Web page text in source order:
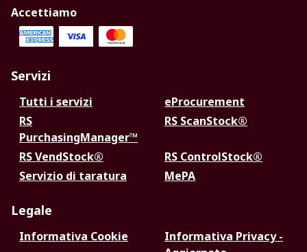
Accettiamo
Servizi
Tutti i servizi
eProcurement
RS
PurchasingManager™
RS ScanStock®
RS VendStock®
RS ControlStock®
Servizio di taratura
MePA
Legale
Informativa Cookie
Informativa Privacy -